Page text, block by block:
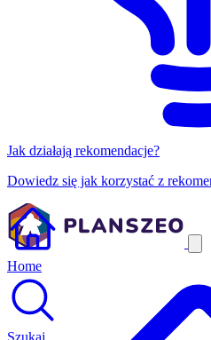
Jak działają rekomendacje?
Dowiedz się jak korzystać z
Home
Szukaj